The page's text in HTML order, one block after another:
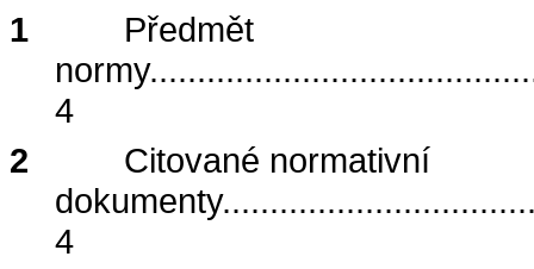
1
Předmět
normy
4
2
Citované normativní
dokumenty
4